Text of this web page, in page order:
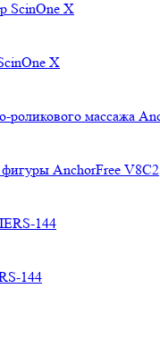
X
AnchorFree V8C2
144